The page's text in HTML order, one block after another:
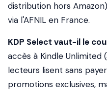
distribution hors
via l'AFNIL en France.
KDP Select vaut-il le
accès à Kindle Unlimited
lecteurs lisent sans
promotions exclusives,